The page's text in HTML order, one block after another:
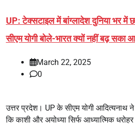
UP: टेक्सटाइल में बांग्लादेश दुनिया भर में
सीएम योगी बोले-भारत क्यों नहीं बढ़ सका
March 22, 2025
0
उत्तर प्रदेश। UP के सीएम योगी आदित्यनाथ
कि काशी और अयोध्या सिर्फ आध्यात्मिक धरोहर